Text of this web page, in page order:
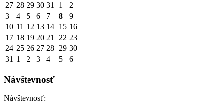
27 28 29 30 31 1
2
3
4 5 6 7 8
9
10 11 12 13 14 15 16
17 18 19 20 21 22 23
24 25 26 27 28 29 30
31 1 2 3 4 5 6
Návštevnosť
Návštevnosť: